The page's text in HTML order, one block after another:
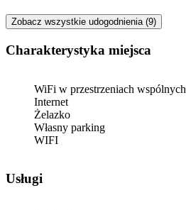
Zobacz wszystkie udogodnienia (9)
Charakterystyka miejsca
WiFi w przestrzeniach wspólnych
Internet
Żelazko
Własny parking
WIFI
Usługi